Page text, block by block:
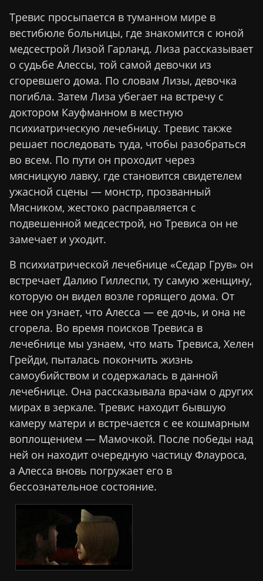
Тревис просыпается в туманном мире в
вестибюле больницы, где знакомится с юной
медсестрой Лизой Гарланд. Лиза рассказывает
о судьбе Алессы, той самой девочки из
сгоревшего дома. По словам Лизы, девочка
погибла. Затем Лиза убегает на встречу с
доктором Кауфманном в местную
психиатрическую лечебницу. Тревис также
решает последовать туда, чтобы разобраться
во всем. По пути он проходит через
мясницкую лавку, где становится свидетелем
ужасной сцены — монстр, прозванный
Мясником, жестоко расправляется с
подвешенной медсестрой, но Тревиса он не
замечает и уходит.
В психиатрической лечебнице «Седар Грув» он
встречает Далию Гиллеспи, ту самую женщину,
которую он видел возле горящего дома. От
нее он узнает, что Алесса — ее дочь, и она не
сгорела. Во время поисков Тревиса в
лечебнице мы узнаем, что мать Тревиса, Хелен
Грейди, пыталась покончить жизнь
самоубийством и содержалась в данной
лечебнице. Она рассказывала врачам о других
мирах в зеркале. Тревис находит бывшую
камеру матери и встречается с ее кошмарным
воплощением — Мамочкой. После победы над
ней он находит очередную частицу Флауроса,
а Алесса вновь погружает его в
бессознательное состояние.